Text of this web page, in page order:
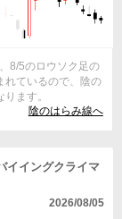
8/5のロウソク足の
れているので、陰の
ます。
陰のはらみ線へ
イイングクライマ
2026/08/05